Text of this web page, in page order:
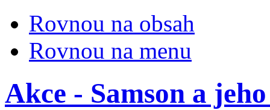
Rovnou na obsah
Rovnou na menu
Akce - Samson a